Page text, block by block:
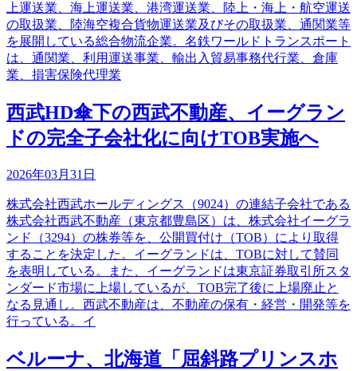
上運送業、海上運送業、港湾運送業、陸上・海上・航空運送
の取扱業、陸海空複合貨物運送業及びその取扱業、通関業等
を展開している総合物流企業。名鉄ワールドトランスポート
は、通関業、利用運送事業、輸出入貿易事務代行業、倉庫
業、損害保険代理業
西武HD傘下の西武不動産、イーグラン
ドの完全子会社化に向けTOB実施へ
2026年03月31日
株式会社西武ホールディングス（9024）の連結子会社である
株式会社西武不動産（東京都豊島区）は、株式会社イーグラ
ンド（3294）の株券等を、公開買付け（TOB）により取得
することを決定した。イーグランドは、TOBに対して賛同
を表明している。また、イーグランドは東京証券取引所スタ
ンダード市場に上場しているが、TOB完了後に上場廃止と
なる見通し。西武不動産は、不動産の保有・経営・開発等を
行っている。イ
ベルーナ、北海道「屈斜路プリンスホ